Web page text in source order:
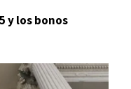
y los bonos